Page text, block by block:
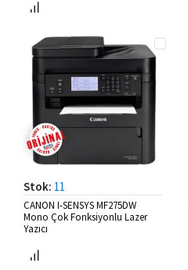
Stok: 11
CANON I-SENSYS MF275DW
Mono Çok Fonksiyonlu Lazer
Yazıcı